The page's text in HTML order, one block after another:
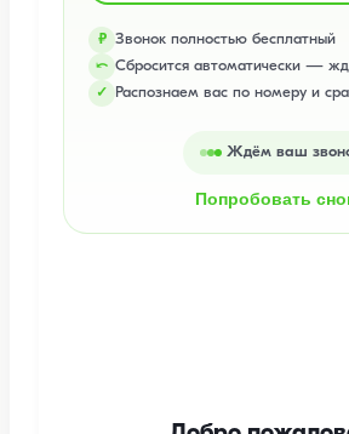
₽ Звонок полностью бесплатный
⤺ Сбросится автоматически —
✓ Распознаем вас по номеру и
Ждём ваш
Попробовать